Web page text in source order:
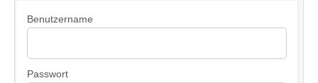
Benutzername
Passwort